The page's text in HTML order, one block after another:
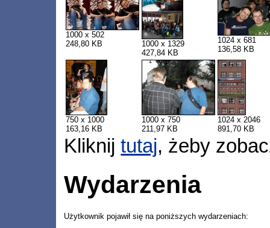
1000 x 502
248,80 KB
1000 x 1329
427,84 KB
1024 x 681
136,58 KB
750 x 1000
163,16 KB
1000 x 750
211,97 KB
1024 x 2046
891,70 KB
Kliknijtutaj, żeby
Wydarzenia
Użytkownik pojawił się na poniższych wydarzeniach: